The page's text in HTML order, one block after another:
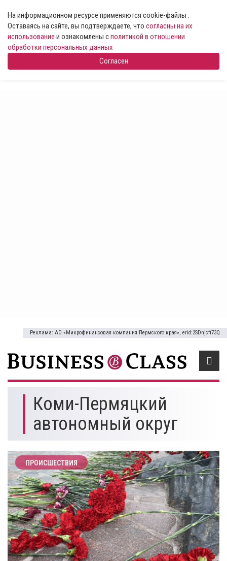
На информационном ресурсе применяются cookie-файлы .
Оставаясь на сайте, вы подтверждаете, что согласны на их
использование и ознакомлены сполитикой в отношении
обработки персональных данных
Согласен
Реклама: АО «Микрофинансовая компания Пермского края», erid:2SDnjcfi73Q
Коми-Пермяцкий
автономный округ
ПРОИСШЕСТВИЯ